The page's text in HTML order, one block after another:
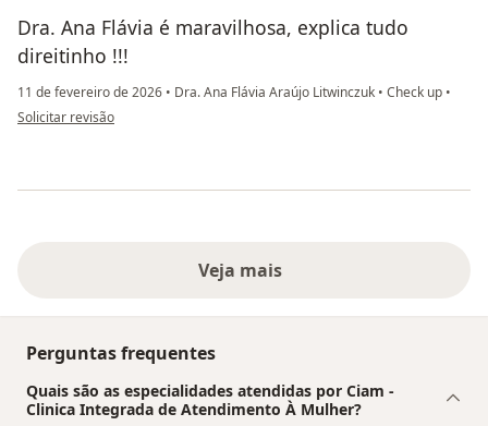
Dra. Ana Flávia é maravilhosa, explica tudo
direitinho !!!
11 de fevereiro de 2026 • Dra. Ana Flávia Araújo Litwinczuk • Check up •
na opinião do utilizador Ana Cláudia Falcão
Solicitar revisão
Veja mais
Perguntas frequentes
Quais são as especialidades atendidas por Ciam -
Clinica Integrada de Atendimento À Mulher?